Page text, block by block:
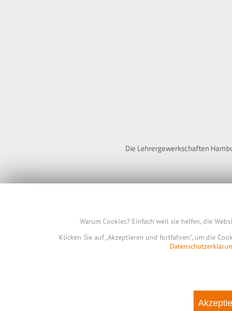
Die Lehrergewerkschaften
Warum Cookies? Einfach weil sie helfen, die
Klicken Sie auf „Akzeptieren und fortfahren", um die